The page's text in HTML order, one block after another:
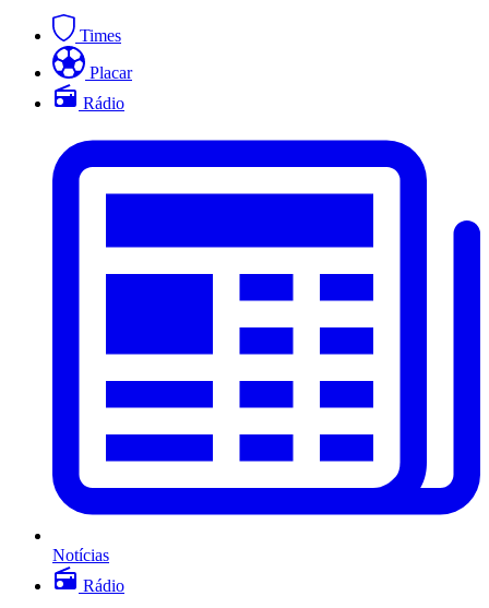
Times
Placar
Rádio
Notícias
Rádio